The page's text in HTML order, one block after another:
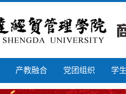
产教融合 党团组织 学